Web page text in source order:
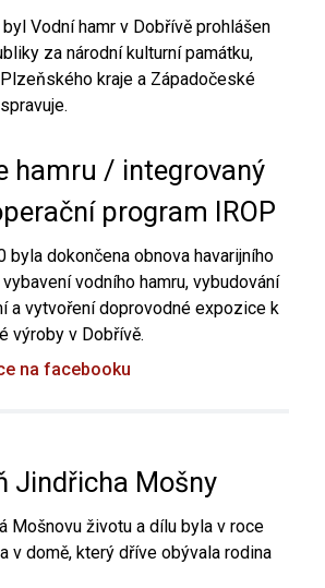
Vodní hamr v Dobřívě prohlášen
za národní kulturní památku,
kraje a Západočeské
hamru / integrovaný
program IROP
byla dokončena obnova havarijního
vodního hamru, vybudování
a vytvoření doprovodné expozice k
výroby v Dobřívě.
na facebooku
Jindřicha Mošny
Mošnovu životu a dílu byla v roce
v domě, který dříve obývala rodina